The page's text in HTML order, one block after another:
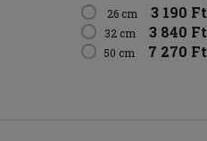
26 cm 3 190 Ft
32 cm 3 840 Ft
50 cm 7 270 Ft